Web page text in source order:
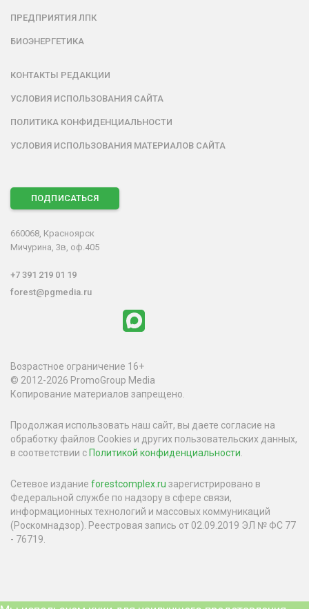
ПРЕДПРИЯТИЯ ЛПК
БИОЭНЕРГЕТИКА
КОНТАКТЫ РЕДАКЦИИ
УСЛОВИЯ ИСПОЛЬЗОВАНИЯ САЙТА
ПОЛИТИКА КОНФИДЕНЦИАЛЬНОСТИ
УСЛОВИЯ ИСПОЛЬЗОВАНИЯ МАТЕРИАЛОВ САЙТА
ПОДПИСАТЬСЯ
660068, Красноярск
Мичурина, 3в, оф.405
+7 391 219 01 19
forest@pgmedia.ru
Возрастное ограничение 16+
© 2012-2026 PromoGroup Media
Копирование материалов запрещено.
Продолжая использовать наш сайт, вы даете согласие на
обработку файлов Cookies и других пользовательских данных,
в соответствии с Политикой конфиденциальности
Сетевое издание forestcomplex.ru зарегистрировано в
Федеральной службе по надзору в сфере связи,
информационных технологий и массовых коммуникаций
(Роскомнадзор). Реестровая запись от 02.09.2019 ЭЛ № ФС 77
- 76719.